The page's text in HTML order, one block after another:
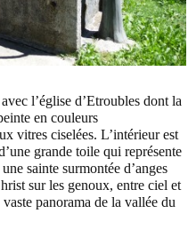
l’église d’Etroubles dont la
en couleurs
vitres ciselées. L’intérieur est
grande toile qui représente
sainte surmontée d’anges
sur les genoux, entre ciel et
panorama de la vallée du